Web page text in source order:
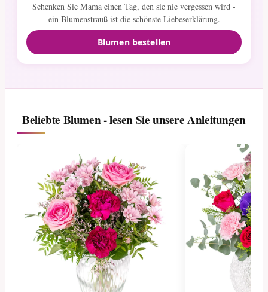
Schenken Sie Mama einen Tag, den sie nie vergessen wird -
ein Blumenstrauß ist die schönste Liebeserklärung.
Blumen bestellen
Beliebte Blumen - lesen Sie unsere Anleitungen